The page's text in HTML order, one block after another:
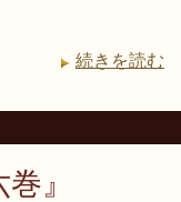
続きを読む
』